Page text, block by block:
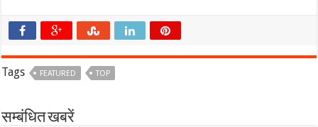
Tags FEATURED TOP
सम्बंधित खबरें